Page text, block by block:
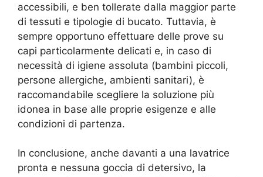
accessibili, e ben tollerate dalla maggior parte
di tessuti e tipologie di bucato. Tuttavia, è
sempre opportuno effettuare delle prove su
capi particolarmente delicati e, in caso di
necessità di igiene assoluta (bambini piccoli,
persone allergiche, ambienti sanitari), è
raccomandabile scegliere la soluzione più
idonea in base alle proprie esigenze e alle
condizioni di partenza.
In conclusione, anche davanti a una lavatrice
pronta e nessuna goccia di detersivo, la